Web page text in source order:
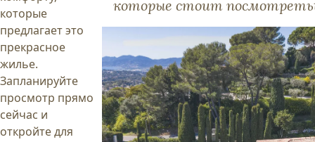
которые
предлагает это
прекрасное
жилье.
Запланируйте
просмотр прямо
сейчас и
откройте для
которые стоит